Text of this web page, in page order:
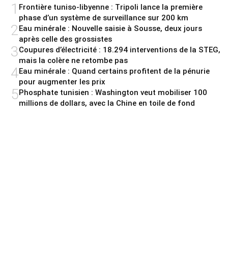
1 Frontière tuniso-libyenne : Tripoli lance la première
phase d’un système de surveillance sur 200 km
2Eau minérale : Nouvelle saisie à Sousse, deux jours
après celle des grossistes
3Coupures d’électricité : 18.294 interventions de la STEG,
mais la colère ne retombe pas
4Eau minérale : Quand certains profitent de la pénurie
pour augmenter les prix
5Phosphate tunisien : Washington veut mobiliser 100
millions de dollars, avec la Chine en toile de fond